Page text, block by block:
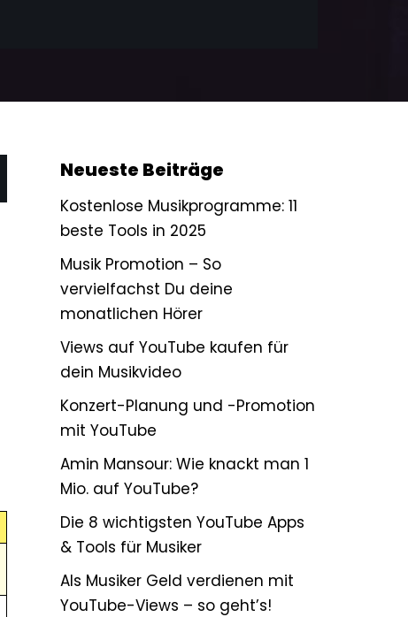
Neueste Beiträge
Kostenlose Musikprogramme: 11
beste Tools in 2025
Musik Promotion – So
vervielfachst Du deine
monatlichen Hörer
Views auf YouTube kaufen für
dein Musikvideo
Konzert-Planung und -Promotion
mit YouTube
Amin Mansour: Wie knackt man 1
Mio. auf YouTube?
Die 8 wichtigsten YouTube Apps
& Tools für Musiker
Als Musiker Geld verdienen mit
YouTube-Views – so geht’s!